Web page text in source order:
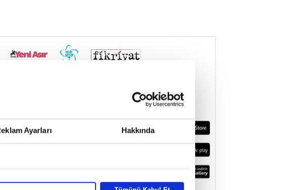
Ayarları Hakkında